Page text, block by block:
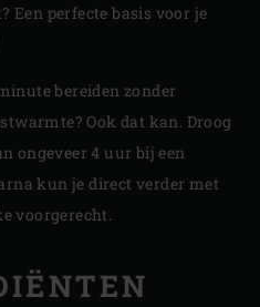
Een perfecte basis voor je
bereiden zonder
Ook dat kan. Droog
ongeveer 4 uur bij een
kun je direct verder met
voorgerecht.